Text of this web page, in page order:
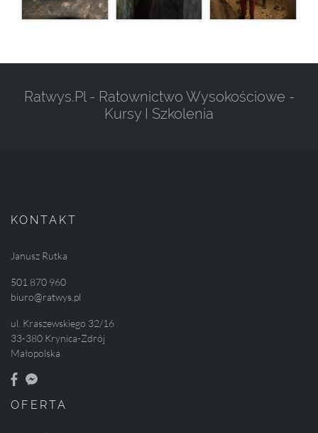
Ratwys.pl - Ratownictwo Wysokościowe -
Kursy I Szkolenia
KONTAKT
Janusz Rutka
501 870 960
biuro@ratwys.pl
ul. Kraszewskiego 32/16
33-380 Krynica-Zdrój
Małopolska
OFERTA